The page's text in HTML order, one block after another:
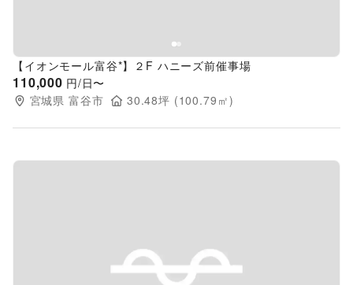
【イオンモール富谷*】２F ハニーズ前催事場
110,000 円/日〜
宮城県 富谷市 30.48坪 (100.79 ㎡)
Previous slide